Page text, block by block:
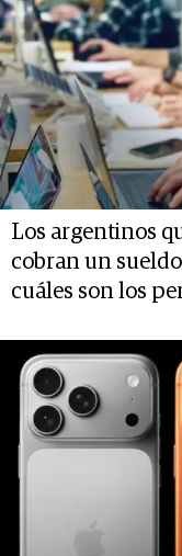
Los argentinos
cobran un
cuáles son los